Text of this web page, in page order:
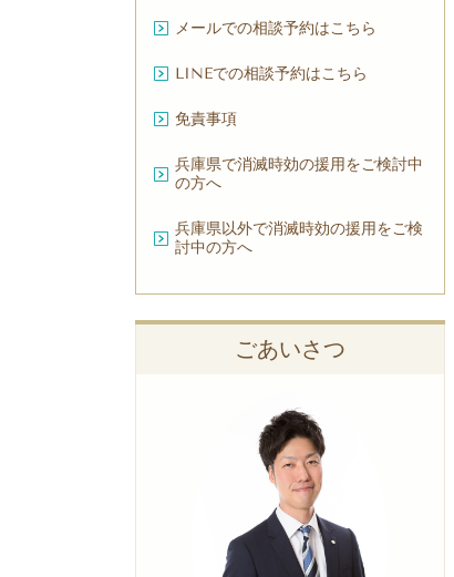
メールでの相談予約はこちら
LINEでの相談予約はこちら
免責事項
兵庫県で消滅時効の援用をご検討中
の方へ
兵庫県以外で消滅時効の援用をご検
討中の方へ
ごあいさつ